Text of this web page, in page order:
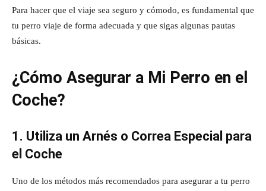
Para hacer que el viaje sea seguro y cómodo, es fundamental que
tu perro viaje de forma adecuada y que sigas algunas pautas
básicas.
¿Cómo Asegurar a Mi Perro en el
Coche?
1. Utiliza un Arnés o Correa Especial para
el Coche
Uno de los métodos más recomendados para asegurar a tu perro